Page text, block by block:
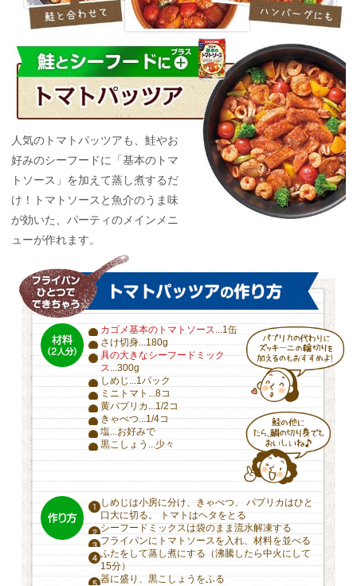
人気のトマトパッツアも、鮭やお
好みのシーフードに「基本のトマ
トソース」を加えて蒸し煮するだ
け！トマトソースと魚介のうま味
が効いた、パーティのメインメニ
ューが作れます。
カゴメ基本のトマトソース...1缶
さけ切身...180g
具の大きなシーフードミック
ス...300g
しめじ...1パック
ミニトマト...8コ
黄パプリカ...1/2コ
きゃべつ...1/4コ
塩...お好みで
黒こしょう...少々
しめじは小房に分け、きゃべつ、
パプリカはひと
口大に切る。
トマトはヘタをとる
シーフードミックスは袋のまま流水解凍する
フライパンにトマトソースを入れ、材料を並べる
ふたをして蒸し煮にする（沸騰したら中火にして
15分）
器に盛り、黒こしょうをふる